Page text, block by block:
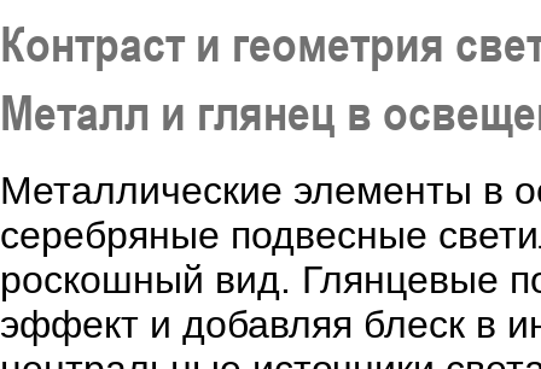
Контраст и геометрия
Металл и глянец в
Металлические элементы в
серебряные подвесные
роскошный вид. Глянцевые
эффект и добавляя блеск в